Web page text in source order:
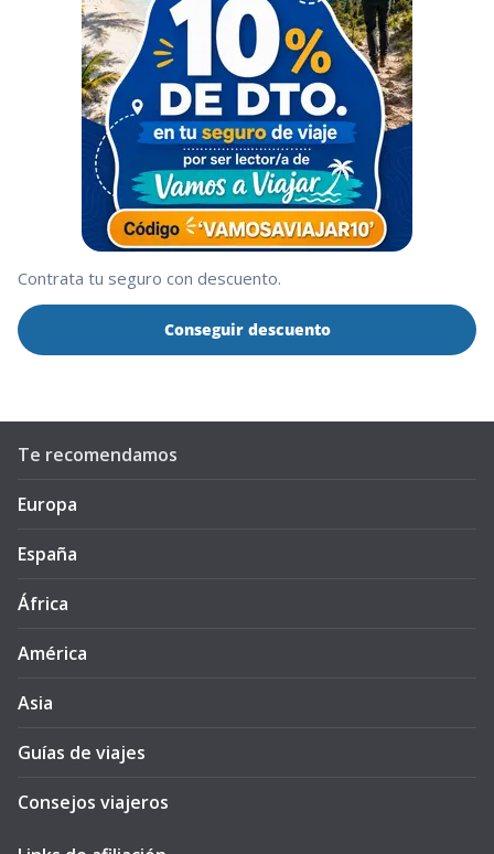
Contrata tu seguro con descuento.
Conseguir descuento
Te recomendamos
Europa
España
África
América
Asia
Guías de viajes
Consejos viajeros